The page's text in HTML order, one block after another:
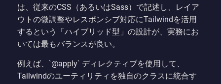
は、従来のCSS（あるいはSass）で記述し、レイア
ウトの微調整やレスポンシブ対応にTailwindを活用
するという「ハイブリッド型」の設計が、実務にお
いては最もバランスが良い。
例えば、`@apply` ディレクティブを使用して、
Tailwindのユーティリティを独自のクラスに統合す